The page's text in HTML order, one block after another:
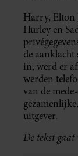
Harry, Elton
Hurley en
de aanklacht
in, werd er
werden
van de
uitgever.
De tekst gaat